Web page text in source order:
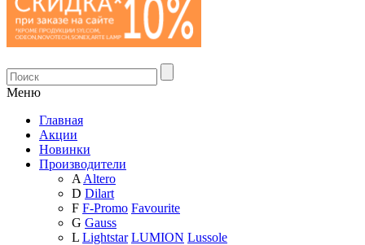
Меню
Главная
Акции
Новинки
Производители
AAltero
D Dilart
F F-Promo Favourite
G Gauss
L Lightstar LUMION Lussole